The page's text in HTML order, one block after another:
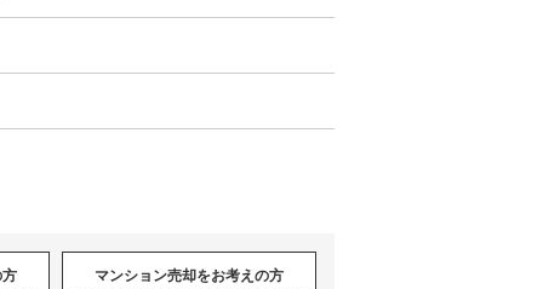
マンション売却をお考えの方